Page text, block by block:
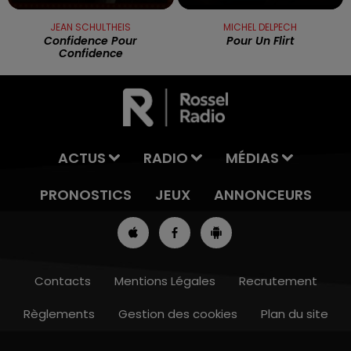
13h00 - 16h00
JEAN SCHULTHEIS
Confidence Pour
Confidence
MICHEL DELPECH
Pour Un Flirt
ACTUS RADIO
MÉDIAS
PRONOSTICS
JEUX ANNONCEURS
Contacts Mentions Légales
Recrutement
Règlements
Gestion des cookies Plan du site